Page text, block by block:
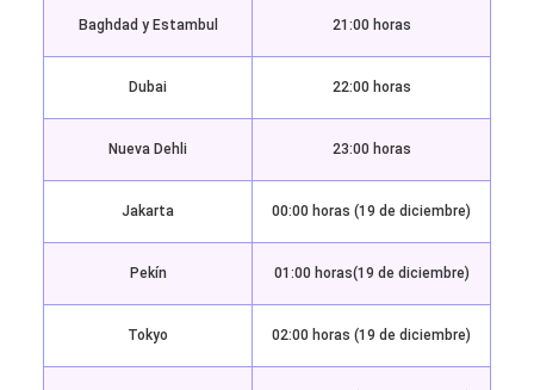
Baghdad y Estambul 21:00 horas
Dubai 22:00 horas
Nueva Dehli 23:00 horas
Jakarta 00:00 horas (19 de diciembre)
Pekín 01:00 horas(19 de diciembre)
Tokyo 02:00 horas (19 de diciembre)